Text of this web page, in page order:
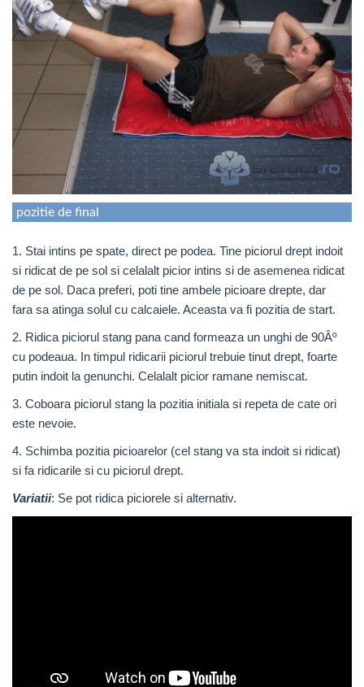
pozitie de final
1. Stai intins pe spate, direct pe podea. Tine piciorul drept indoit
si ridicat de pe sol si celalalt picior intins si de asemenea ridicat
de pe sol. Daca preferi, poti tine ambele picioare drepte, dar
fara sa atinga solul cu calcaiele. Aceasta va fi pozitia de start.
2. Ridica piciorul stang pana cand formeaza un unghi de 90Âº
cu podeaua. In timpul ridicarii piciorul trebuie tinut drept, foarte
putin indoit la genunchi. Celalalt picior ramane nemiscat.
3. Coboara piciorul stang la pozitia initiala si repeta de cate ori
este nevoie.
4. Schimba pozitia picioarelor (cel stang va sta indoit si ridicat)
si fa ridicarile si cu piciorul drept.
Variatii: Se pot ridica piciorele si alternativ.